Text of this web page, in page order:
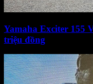
Yamaha Exciter 155
triệu đồng